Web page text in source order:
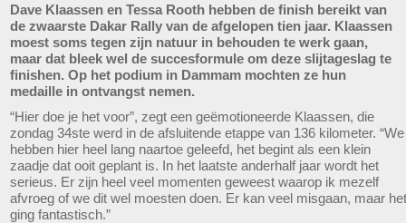
Dave Klaassen en Tessa Rooth hebben de finish bereikt van
de zwaarste Dakar Rally van de afgelopen tien jaar. Klaassen
moest soms tegen zijn natuur in behouden te werk gaan,
maar dat bleek wel de succesformule om deze slijtageslag te
finishen. Op het podium in Dammam mochten ze hun
medaille in ontvangst nemen.
“Hier doe je het voor”, zegt een geëmotioneerde Klaassen, die
zondag 34ste werd in de afsluitende etappe van 136 kilometer. “We
hebben hier heel lang naartoe geleefd, het begint als een klein
zaadje dat ooit geplant is. In het laatste anderhalf jaar wordt het
serieus. Er zijn heel veel momenten geweest waarop ik mezelf
afvroeg of we dit wel moesten doen. Er kan veel misgaan, maar het
ging fantastisch.”